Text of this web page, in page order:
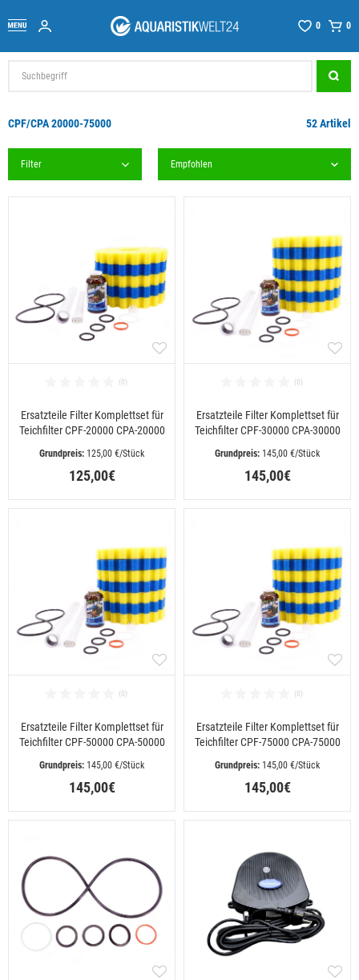
0 0
CPF/CPA 20000-75000 52 Artikel
Filter
Ersatzteile Filter Komplettset für
Teichfilter CPF-20000 CPA-20000
125,00 €/Stück
125,00€
Ersatzteile Filter Komplettset für
Teichfilter CPF-30000 CPA-30000
145,00 €/Stück
145,00€
Ersatzteile Filter Komplettset für
Teichfilter CPF-50000 CPA-50000
145,00 €/Stück
145,00€
Ersatzteile Filter Komplettset für
Teichfilter CPF-75000 CPA-75000
145,00 €/Stück
145,00€